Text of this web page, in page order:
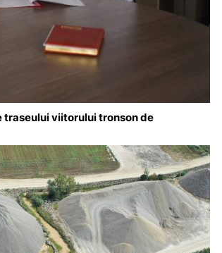
viitorului tronson de